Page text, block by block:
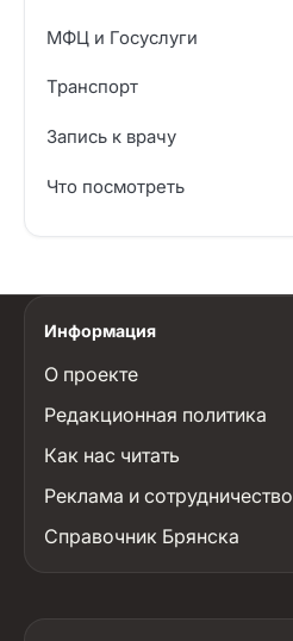
МФЦ и Госуслуги
Транспорт
Запись к врачу
Что посмотреть
Информация
О проекте
Редакционная политика
Как нас читать
Реклама и сотрудничество
Справочник Брянска